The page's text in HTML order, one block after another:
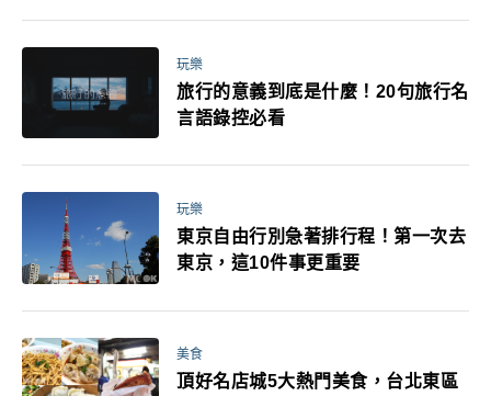
玩樂
旅行的意義到底是什麼！20句旅行名
言語錄控必看
玩樂
東京自由行別急著排行程！第一次去
東京，這10件事更重要
美食
頂好名店城5大熱門美食，台北東區